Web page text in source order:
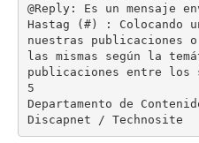
@Reply: Es un mensaje
Hastag (#) : Colocando
nuestras publicaciones
las mismas según la
publicaciones entre los
5
Departamento de